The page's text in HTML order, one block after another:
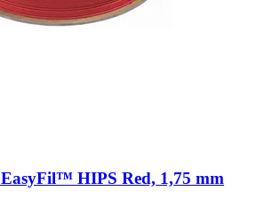
EasyFil™ HIPS Red, 1,75 mm